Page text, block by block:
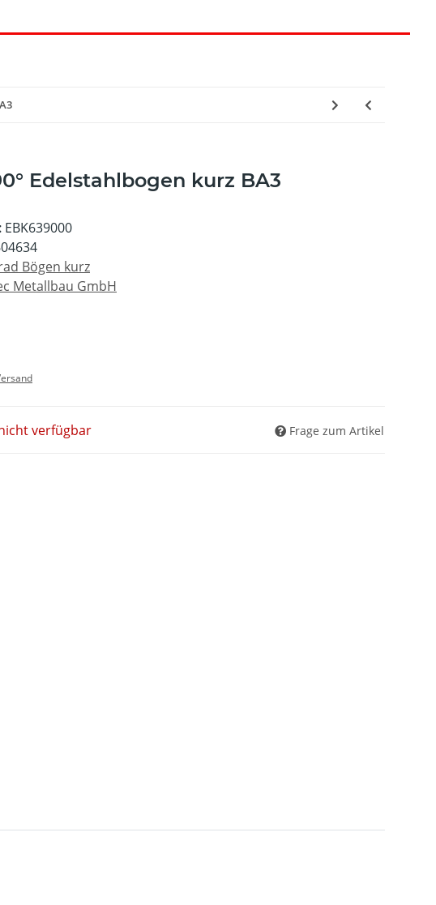
Edelstahlbogen kurz BA3
EBK639000
Bögen kurz
Metallbau GmbH
verfügbar Frage zum Artikel